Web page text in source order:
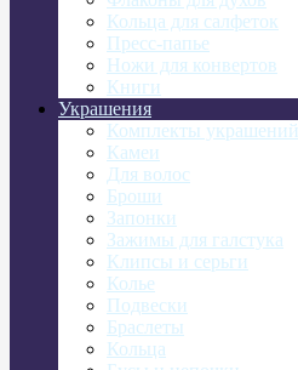
Кольца для салфеток
Пресс-папье
Ножи для конвертов
Книги
Украшения
Комплекты украшений
Камеи
Для волос
Броши
Запонки
Зажимы для галстука
Клипсы и серьги
Колье
Подвески
Браслеты
Кольца